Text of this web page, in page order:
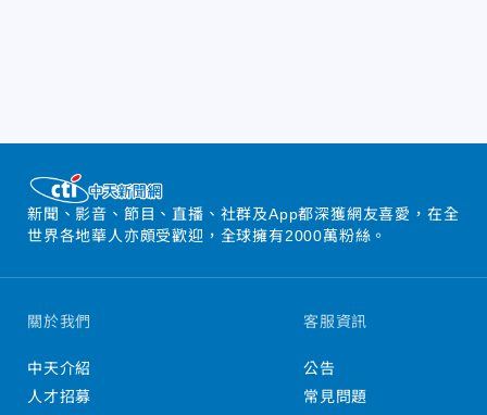
新聞、影音、節目、直播、社群及App都深獲網友喜愛，在全
世界各地華人亦頗受歡迎，全球擁有2000萬粉絲。
關於我們
中天介紹
人才招募
客服資訊
公告
常見問題